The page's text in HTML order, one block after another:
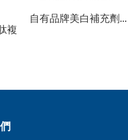
複
自有品牌美白補充劑...